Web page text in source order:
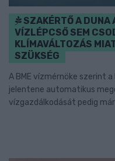
SZAKÉRTŐ A
VÍZLÉPCSŐ SEM
KLÍMAVÁLTOZÁS
SZÜKSÉG
A BME vízmérnöke szerint
jelentene automatikus
vízgazdálkodását pedig